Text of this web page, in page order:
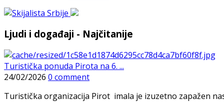
Ljudi i događaji - Najčitanije
Turistička ponuda Pirota na 6. ...
24/02/2026 0 comment
Turistička organizacija Pirot imala je izuzetno zapažen